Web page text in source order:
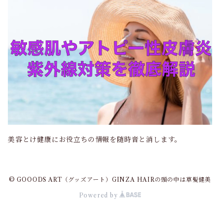
美容とけ健康にお役立ちの情報を随時音と消します。
© GOOODS ART（グッズアート）GINZA HAIRの頭の中は草髪健美
Powered by